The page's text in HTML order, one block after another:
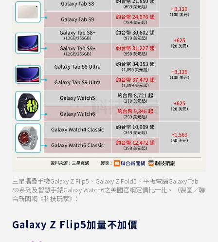
三星摺疊手機Galaxy Z Flip5、Galaxy Z Fold5、平板電腦Galaxy Tab
S9系列及智慧手錶Galaxy Watch6之美國官網定價比一比。（製圖／聯
合新聞網《科技玩家》）
Galaxy Z Flip5加量不加價